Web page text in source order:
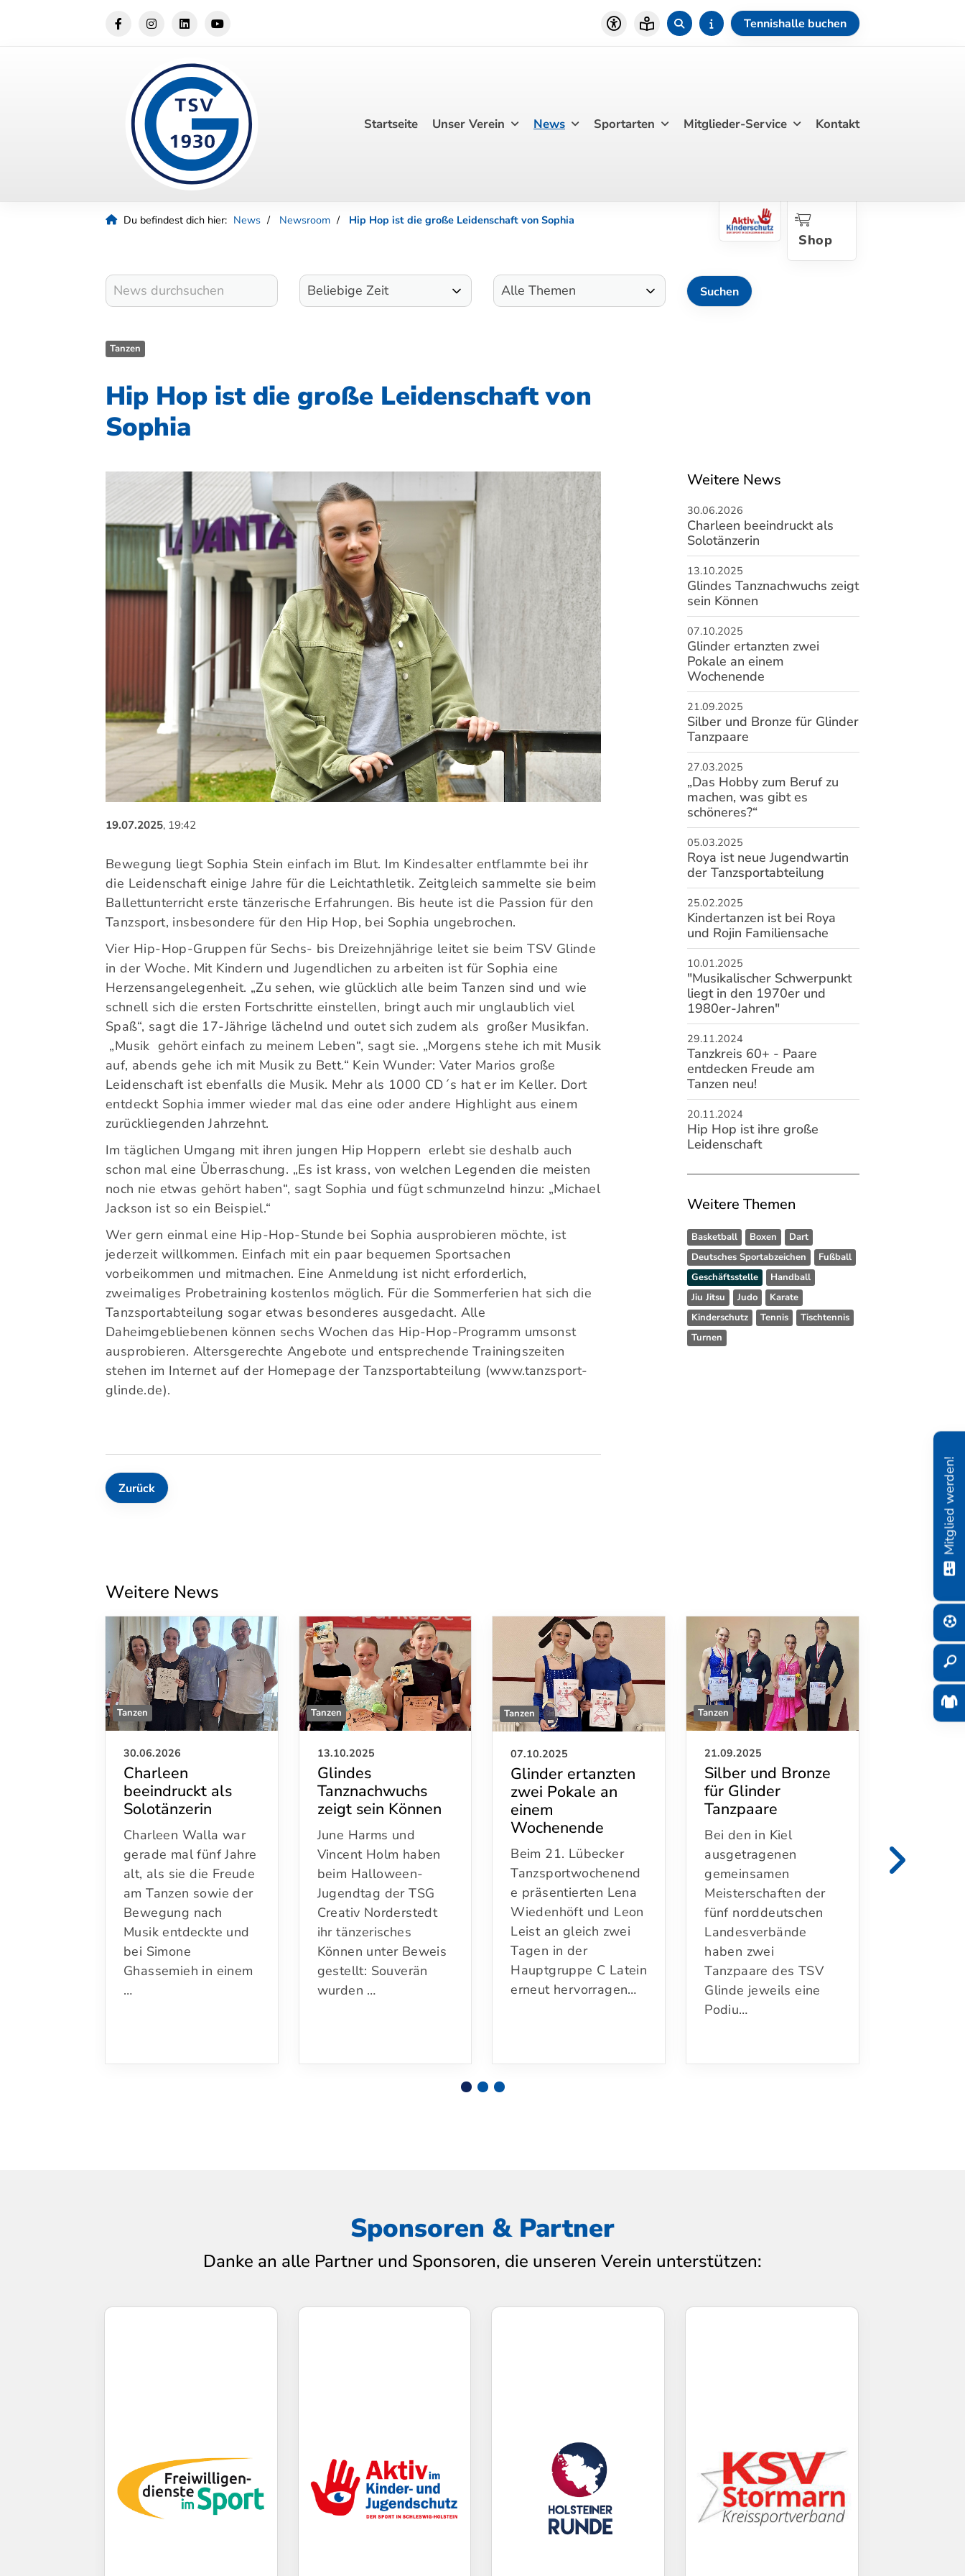
Tennishalle buchen
Startseite Unser Verein News Sportarten Mitglieder-Service Kontakt
Shop
Du befindest dich hier: News Newsroom Hip Hop ist die große Leidenschaft von Sophia
Tanzen
Hip Hop ist die große Leidenschaft von
Sophia
19.07.2025, 19:42
Bewegung liegt Sophia Stein einfach im Blut. Im Kindesalter entflammte bei ihr
die Leidenschaft einige Jahre für die Leichtathletik. Zeitgleich sammelte sie beim
Ballettunterricht erste tänzerische Erfahrungen. Bis heute ist die Passion für den
Tanzsport, insbesondere für den Hip Hop, bei Sophia ungebrochen.
Vier Hip-Hop-Gruppen für Sechs- bis Dreizehnjährige leitet sie beim TSV Glinde
in der Woche. Mit Kindern und Jugendlichen zu arbeiten ist für Sophia eine
Herzensangelegenheit. „Zu sehen, wie glücklich alle beim Tanzen sind und wie
schnell sich die ersten Fortschritte einstellen, bringt auch mir unglaublich viel
Spaß“, sagt die 17-Jährige lächelnd und outet sich zudem als großer Musikfan.
„Musik gehört einfach zu meinem Leben“, sagt sie. „Morgens stehe ich mit Musik
auf, abends gehe ich mit Musik zu Bett.“ Kein Wunder: Vater Marios große
Leidenschaft ist ebenfalls die Musik. Mehr als 1000 CD´s hat er im Keller. Dort
entdeckt Sophia immer wieder mal das eine oder andere Highlight aus einem
zurückliegenden Jahrzehnt.
Im täglichen Umgang mit ihren jungen Hip Hoppern erlebt sie deshalb auch
schon mal eine Überraschung. „Es ist krass, von welchen Legenden die meisten
noch nie etwas gehört haben“, sagt Sophia und fügt schmunzelnd hinzu: „Michael
Jackson ist so ein Beispiel.“
Wer gern einmal eine Hip-Hop-Stunde bei Sophia ausprobieren möchte, ist
jederzeit willkommen. Einfach mit ein paar bequemen Sportsachen
vorbeikommen und mitmachen. Eine Anmeldung ist nicht erforderlich,
zweimaliges Probetraining kostenlos möglich. Für die Sommerferien hat sich die
Tanzsportabteilung sogar etwas besonderes ausgedacht. Alle
Daheimgebliebenen können sechs Wochen das Hip-Hop-Programm umsonst
ausprobieren. Altersgerechte Angebote und entsprechende Trainingszeiten
stehen im Internet auf der Homepage der Tanzsportabteilung (www.tanzsport-
glinde.de).
Zurück
Weitere News
30.06.2026
Charleen beeindruckt als
Solotänzerin
13.10.2025
Glindes Tanznachwuchs zeigt
sein Können
07.10.2025
Glinder ertanzten zwei
Pokale an einem
Wochenende
21.09.2025
Silber und Bronze für Glinder
Tanzpaare
27.03.2025
„Das Hobby zum Beruf zu
machen, was gibt es
schöneres?“
05.03.2025
Roya ist neue Jugendwartin
der Tanzsportabteilung
25.02.2025
Kindertanzen ist bei Roya
und Rojin Familiensache
10.01.2025
"Musikalischer Schwerpunkt
liegt in den 1970er und
1980er-Jahren"
29.11.2024
Tanzkreis 60+ - Paare
entdecken Freude am
Tanzen neu!
20.11.2024
Hip Hop ist ihre große
Leidenschaft
Weitere Themen
Basketball Boxen
Dart
Deutsches Sportabzeichen
Fußball
Geschäftsstelle
Handball
Jiu Jitsu
Judo
Karate
Kinderschutz
Tennis
Tischtennis
Turnen
Weitere News
Tanzen
30.06.2026
Charleen
beeindruckt als
Solotänzerin
Charleen Walla war
gerade mal fünf Jahre
alt, als sie die Freude
am Tanzen sowie der
Bewegung nach
Musik entdeckte und
bei Simone
Ghassemieh in einem
…
Tanzen
13.10.2025
Glindes
Tanznachwuchs
zeigt sein Können
June Harms und
Vincent Holm haben
beim Halloween-
Jugendtag der TSG
Creativ Norderstedt
ihr tänzerisches
Können unter Beweis
gestellt: Souverän
wurden …
Tanzen
07.10.2025
Glinder ertanzten
zwei Pokale an
einem
Wochenende
Beim 21. Lübecker
Tanzsportwochenend
e präsentierten Lena
Wiedenhöft und Leon
Leist an gleich zwei
Tagen in der
Hauptgruppe C Latein
erneut hervorragen…
Tanzen
21.09.2025
Silber und Bronze
für Glinder
Tanzpaare
Bei den in Kiel
ausgetragenen
gemeinsamen
Meisterschaften der
fünf norddeutschen
Landesverbände
haben zwei
Tanzpaare des TSV
Glinde jeweils eine
Podiu…
Gut
Christine
Sponsoren & Partner
Danke an alle Partner und Sponsoren, die unseren Verein unterstützen:
Mitglied werden!
Quicklinks
Sportangebote finden
Unser Sportangebot
Sportsuche
Ausfälle und Vertretungen
Deutsches Sportabzeichen
Mitglieder-Service
Alles zur Mitgliedschaft
Downloads
Termine
Fragen & Antworten
Geschäftsstelle
TSV Glinde von 1930 e. V.
Am Sportplatz 98a
21509 Glinde
040 - 710 72 15
info@tsv-glinde.de